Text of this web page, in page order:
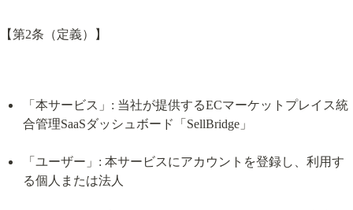
【第2条（定義）】
「本サービス」: 当社が提供するECマーケットプレイス統
合管理SaaSダッシュボード「SellBridge」
「ユーザー」: 本サービスにアカウントを登録し、利用す
る個人または法人